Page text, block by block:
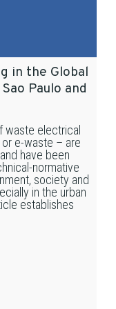
in the Global
Paulo and
waste electrical
e-waste – are
have been
normative
society and
in the urban
establishes